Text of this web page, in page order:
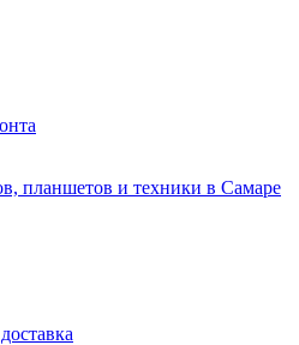
планшетов и техники в Самаре